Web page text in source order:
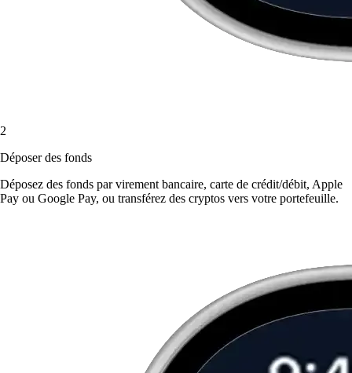
2
Déposer des fonds
Déposez des fonds par virement bancaire, carte de crédit/débit, Apple
Pay ou Google Pay, ou transférez des cryptos vers votre portefeuille.